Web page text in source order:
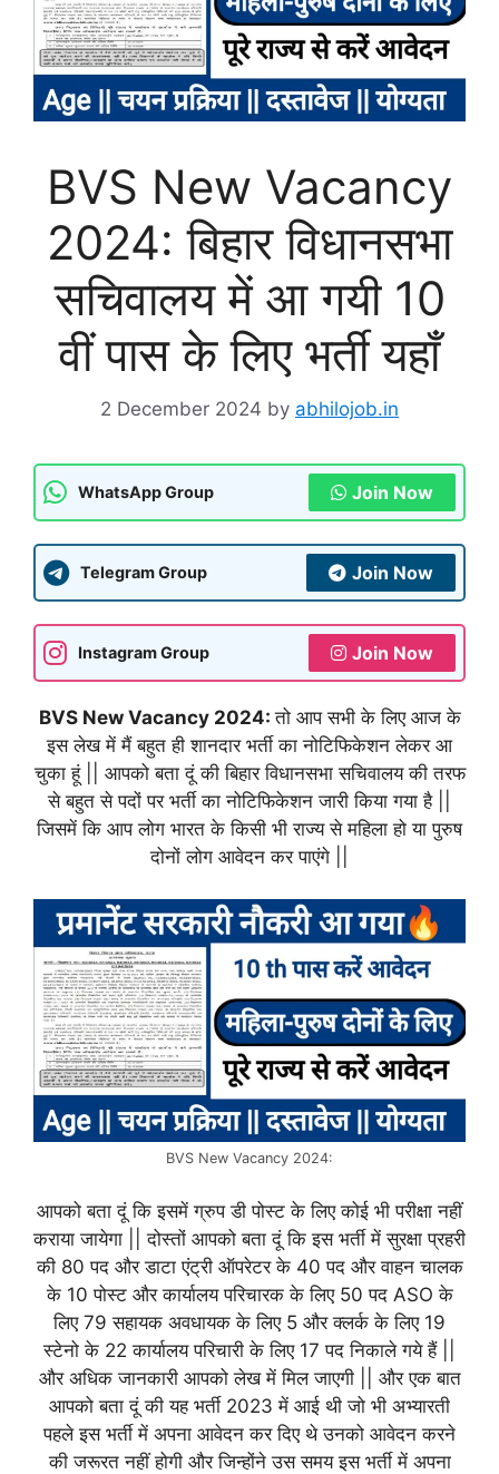
BVS New Vacancy
2024: बिहार विधानसभा
सचिवालय में आ गयी 10
वीं पास के लिए भर्ती यहाँ
2 December 2024 by abhilojob.in
WhatsApp Group Join Now
Telegram Group Join Now
Instagram Group Join Now
BVS New Vacancy 2024:तो आप सभी के लिए आज के
इस लेख में मैं बहुत ही शानदार भर्ती का नोटिफिकेशन लेकर आ
चुका हूं || आपको बता दूं की बिहार विधानसभा सचिवालय की तरफ
से बहुत से पदों पर भर्ती का नोटिफिकेशन जारी किया गया है ||
जिसमें कि आप लोग भारत के किसी भी राज्य से महिला हो या पुरुष
दोनों लोग आवेदन कर पाएंगे ||
BVS New Vacancy 2024:
आपको बता दूं कि इसमें ग्रुप डी पोस्ट के लिए कोई भी परीक्षा नहीं
कराया जायेगा || दोस्तों आपको बता दूं कि इस भर्ती में सुरक्षा प्रहरी
की 80 पद और डाटा एंट्री ऑपरेटर के 40 पद और वाहन चालक
के 10 पोस्ट और कार्यालय परिचारक के लिए 50 पद ASO के
लिए 79 सहायक अवधायक के लिए 5 और क्लर्क के लिए 19
स्टेनो के 22 कार्यालय परिचारी के लिए 17 पद निकाले गये हैं ||
और अधिक जानकारी आपको लेख में मिल जाएगी || और एक बात
आपको बता दूं की यह भर्ती 2023 में आई थी जो भी अभ्यारती
पहले इस भर्ती में अपना आवेदन कर दिए थे उनको आवेदन करने
की जरूरत नहीं होगी और जिन्होंने उस समय इस भर्ती में अपना